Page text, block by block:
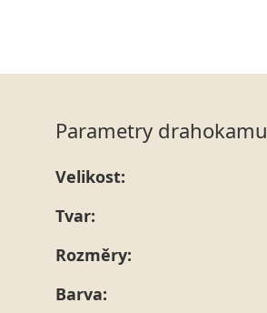
Parametry drahokamu
Velikost:
Tvar:
Rozměry:
Barva: